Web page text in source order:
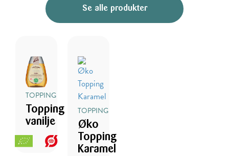
Se alle produkter
TOPPING
Topping
vanilje
TOPPING
Øko
Topping
Karamel